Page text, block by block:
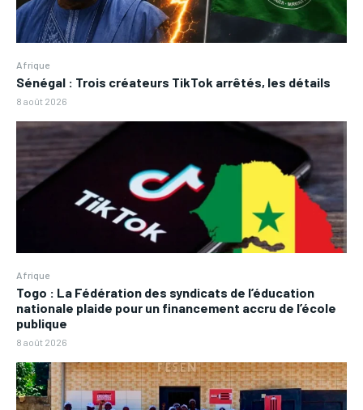
Afrique
Sénégal : Trois créateurs TikTok arrêtés, les détails
8 août 2026
Afrique
Togo : La Fédération des syndicats de l’éducation
nationale plaide pour un financement accru de l’école
publique
8 août 2026